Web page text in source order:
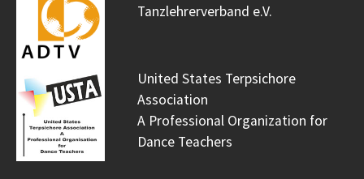
Tanzlehrerverband e.V.
United States Terpsichore
Association
A Professional Organization for
Dance Teachers